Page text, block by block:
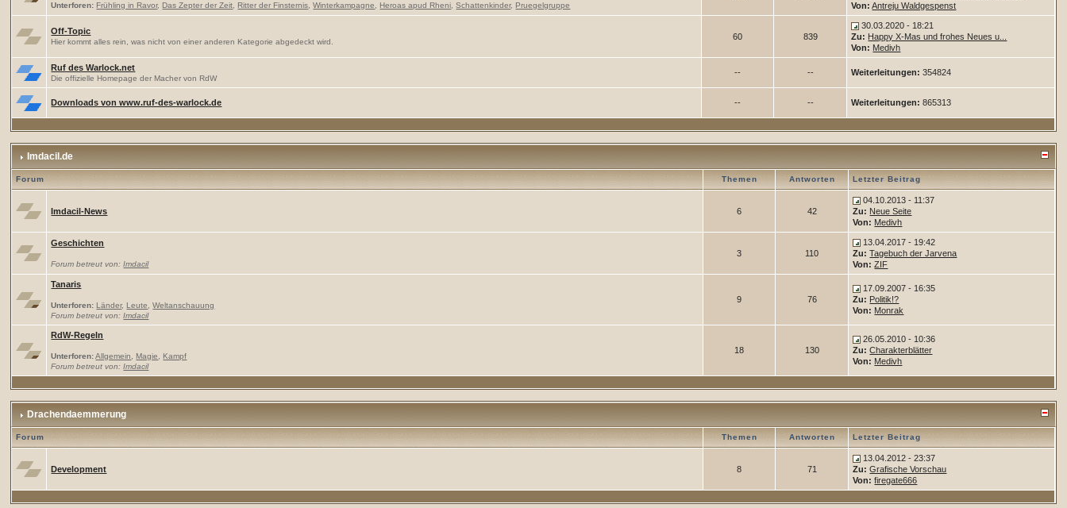
Unterforen: Frühling in Ravor, Das Zepter der Zeit Ritter der Finsternis ,Winterkampagne Heroas apud Rheni ,Schattenkinder, Pruegelgruppe
Von: Antreju Waldgespenst
Off-Topic
Hier kommt alles rein, was nicht von einer anderen Kategorie abgedeckt wird.
60 839
30.03.2020 - 18:21
Zu: Happy X-Mas und frohes Neues u...
Von: Medivh
Ruf des Warlock.net
Die offizielle Homepage der Macher von RdW
-- -- Weiterleitungen: 354824
Downloads von www.ruf-des-warlock.de -- -- Weiterleitungen: 865313
Imdacil.de
Forum Themen Antworten Letzter Beitrag
Imdacil-News 6 42
04.10.2013 - 11:37
Zu: Neue Seite
Von: Medivh
Geschichten
Forum betreut von:Imdacil
3 110
13.04.2017 - 19:42
Zu: Tagebuch der Jarvena
Von: ZIF
Tanaris
Unterforen: Länder, Leute ,Weltanschauung
Forum betreut von:Imdacil
9 76
17.09.2007 - 16:35
Zu: Politik!?
Von: Monrak
RdW-Regeln
Unterforen: Allgemein Magie
Kampf
Forum betreut von:Imdacil
18 130
26.05.2010 - 10:36
Zu: Charakterblätter
Von: Medivh
Drachendaemmerung
Forum Themen Antworten Letzter Beitrag
Development 8 71
13.04.2012 - 23:37
Zu: Grafische Vorschau
Von: firegate666